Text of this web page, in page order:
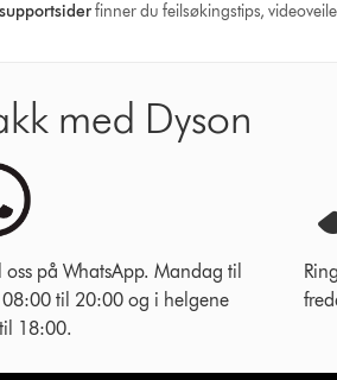
supportsiderfinner du feilsøkingstips,
med Dyson
oss på WhatsApp. Mandag til
til 20:00 og i helgene
18:00.